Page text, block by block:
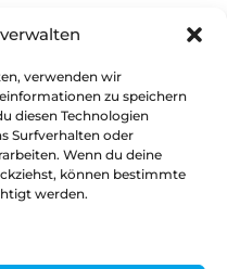
verwenden wir
zu speichern
diesen Technologien
Surfverhalten oder
Wenn du deine
können bestimmte
werden.
wirksamer
Koalitionäre
Impressum